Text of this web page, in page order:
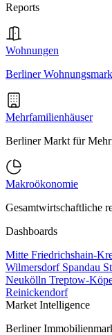
Reports
Wohnungen
Berliner
Mehrfamilienhäuser
Berliner Markt für
Makroökonomie
Gesamtwirtschaftliche
Dashboards
Mitte Friedrichshain-
Wilmersdorf Spandau
Neukölln Treptow-
Reinickendorf
Market Intelligence
Berliner